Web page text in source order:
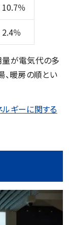
10.7％
2.4％
量が電気代の多
、暖房の順とい
ギーに関する